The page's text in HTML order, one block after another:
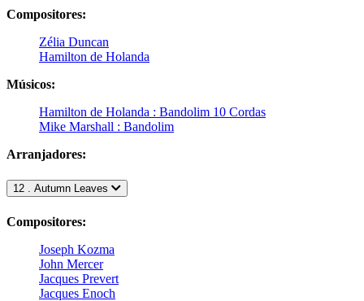
Compositores:
Zélia Duncan
Hamilton de Holanda
Músicos:
Hamilton de Holanda : Bandolim 10 Cordas
Mike Marshall : Bandolim
Arranjadores:
12 . Autumn Leaves
Compositores:
Joseph Kozma
John Mercer
Jacques Prevert
Jacques Enoch